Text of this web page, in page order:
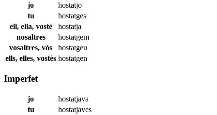
jo
hostatjo
tu
hostatges
ell, ella, vostè
hostatja
nosaltres
hostatgem
vosaltres, vós
hostatgeu
ells, elles, vostès hostatgen
Imperfet
jo
hostatjava
tu
hostatjaves